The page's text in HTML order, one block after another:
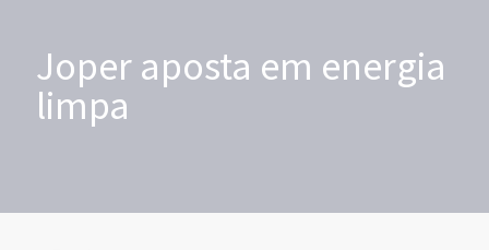
Joper aposta em energia
limpa